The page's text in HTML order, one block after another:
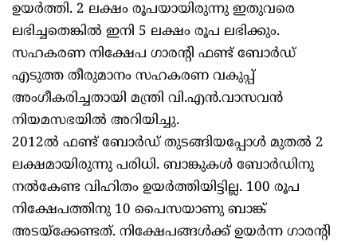
ഉയർത്തി. 2 ലക്ഷം രൂപയായിരുന്നു ഇതുവരെ
ലഭിച്ചതെങ്കിൽ ഇനി 5 ലക്ഷം രൂപ ലഭിക്കും.
സഹകരണ നിക്ഷേപ ഗാരന്റി ഫണ്ട് ബോർഡ്
എടുത്ത തീരുമാനം സഹകരണ വകുപ്പ്
അംഗീകരിച്ചതായി മന്ത്രി വി.എൻ.വാസവൻ
നിയമസഭയിൽ അറിയിച്ചു.
2012ൽ ഫണ്ട് ബോർഡ് തുടങ്ങിയപ്പോൾ മുതൽ 2
ലക്ഷമായിരുന്നു പരിധി. ബാങ്കുകൾ ബോർഡിനു
നൽകേണ്ട വിഹിതം ഉയർത്തിയിട്ടില്ല. 100 രൂപ
നിക്ഷേപത്തിനു 10 പൈസയാണു ബാങ്ക്
അടയ്ക്കേണ്ടത്. നിക്ഷേപങ്ങൾക്ക് ഉയർന്ന ഗാരന്റി